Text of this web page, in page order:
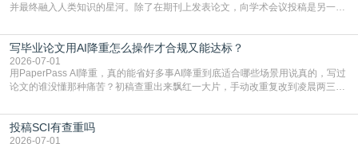
并最终融入人类知识的星河。除了在期刊上发表论文，向学术会议投稿是另一个
广阔学术天地的大门，连接着个体研究与社会网络。本篇AEIC学术交流中心小编
就为大家介绍“学术会议投稿意义”。一、加速研究成果的传播与反馈学术会议通
常具有周期短、时效性强的特点。相比期刊漫长的
写毕业论文用AI降重怎么操作才合规又能达标？
2026-07-01
用PaperPass AI降重，真的能省好多事AI降重到底适合哪些场景用说真的，写过
论文的谁没懂那种痛苦？初稿查重出来飘红一大片，手动改重复改到凌晨两三
到秃头。这时候靠谱的AI降重真的就是救命稻草，选对工具，半天就能搞定你两
三天都做不完的事。不是所有人都需要用AI降重，但如果你符合下面这些场景，
真的可以试试：初稿写完重复率远超要
投稿SCI有查重吗
2026-07-01